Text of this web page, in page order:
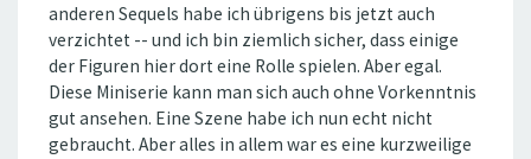
anderen Sequels habe ich übrigens bis jetzt auch
verzichtet -- und ich bin ziemlich sicher, dass einige
der Figuren hier dort eine Rolle spielen. Aber egal.
Diese Miniserie kann man sich auch ohne Vorkenntnis
gut ansehen. Eine Szene habe ich nun echt nicht
gebraucht. Aber alles in allem war es eine kurzweilige